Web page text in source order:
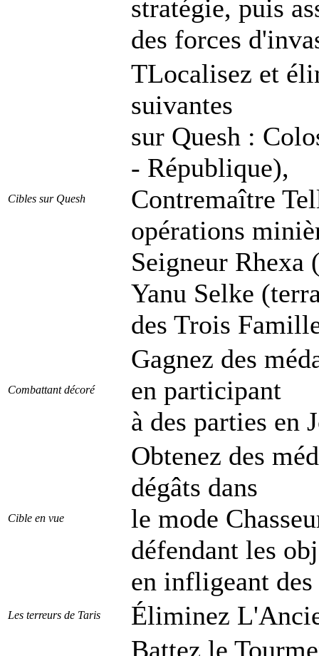
stratégie, puis
des forces
Cibles sur Quesh
TLocalisez et
suivantes
sur Quesh :
- République),
Contremaître
opérations
Seigneur Rhexa
Yanu Selke
des Trois
Combattant décoré
Gagnez des
en participant
à des parties en
Cible en vue
Obtenez des
dégâts dans
le mode
défendant les
en infligeant
Les terreurs de Taris Éliminez
Battez le